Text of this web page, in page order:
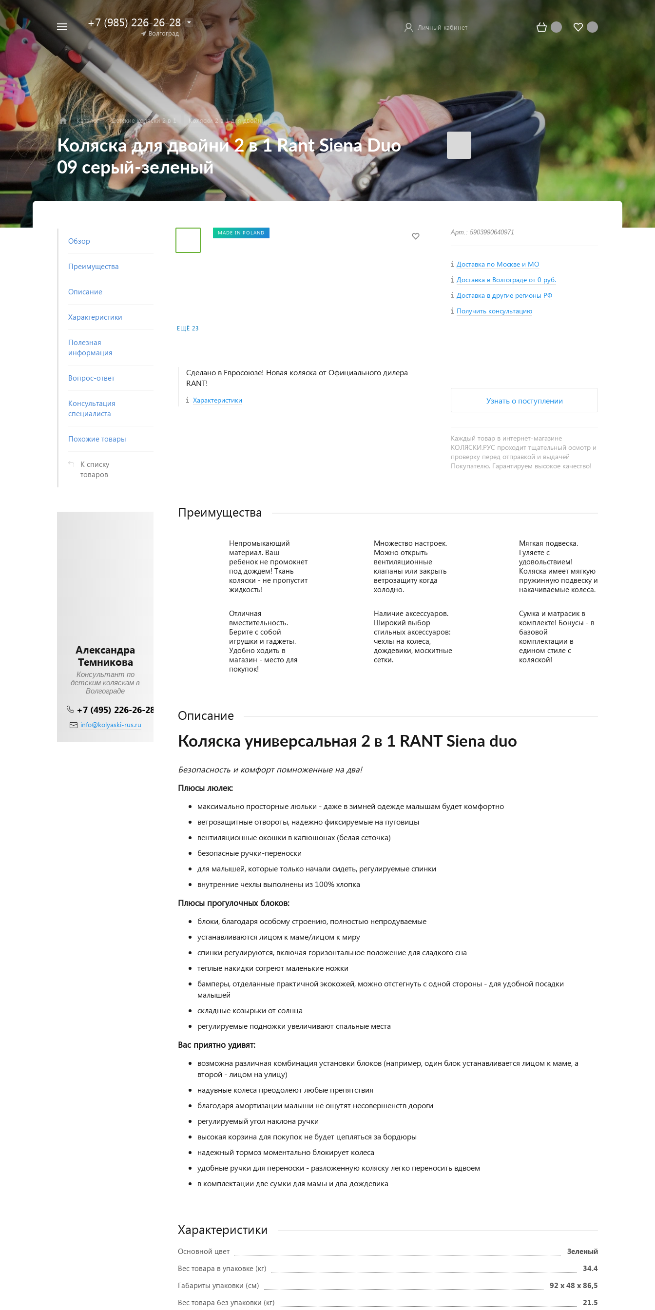
в каталоге
Найти
Например,
коляска
+7 (985) 226-26-28
Волгоград
Личный кабинет
Каталог Детские коляски 2 в 1 Коляски 2 в 1 для двойни
Коляска для двойни 2 в 1 Rant Siena Duo
09 серый-зеленый
Обзор
Преимущества
Описание
Характеристики
Полезная
информация
Вопрос-ответ
Консультация
специалиста
Похожие товары
К списку
товаров
Александра
Темникова
Консультант по
детским коляскам в
Волгограде
+7 (495) 226-26-28
info@kolyaski-rus.ru
ЕЩЁ 23
MADE IN POLAND
Сделано в Евросоюзе! Новая коляска от Официального дилера
RANT!
Характеристики
Арт.: 5903990640971
Доставка по Москве и МО
Доставка в Волгограде от 0 руб.
Доставка в другие регионы РФ
Получить консультацию
Узнать о поступлении
Каждый товар в интернет-магазине
КОЛЯСКИ.РУС проходит тщательный осмотр и
проверку перед отправкой и выдачей
Покупателю. Гарантируем высокое качество!
Преимущества
Непромыкающий
материал. Ваш
ребенок не промокнет
под дождем! Ткань
коляски - не пропустит
жидкость!
Множество настроек.
Можно открыть
вентиляционные
клапаны или закрыть
ветрозащиту когда
холодно.
Мягкая подвеска.
Гуляете с
удовольствием!
Коляска имеет мягкую
пружинную подвеску и
накачиваемые колеса.
Отличная
вместительность.
Берите с собой
игрушки и гаджеты.
Удобно ходить в
магазин - место для
покупок!
Наличие аксессуаров.
Широкий выбор
стильных аксессуаров:
чехлы на колеса,
дождевики, москитные
сетки.
Сумка и матрасик в
комплекте! Бонусы - в
базовой
комплектации в
едином стиле с
коляской!
Описание
Коляска универсальная 2 в 1 RANT Siena duo
Безопасность и комфорт помноженные на два!
Плюсы люлек:
максимально просторные люльки - даже в зимней одежде малышам будет комфортно
ветрозащитные отвороты, надежно фиксируемые на пуговицы
вентиляционные окошки в капюшонах (белая сеточка)
безопасные ручки-переноски
для малышей, которые только начали сидеть, регулируемые спинки
внутренние чехлы выполнены из 100% хлопка
Плюсы прогулочных блоков:
блоки, благодаря особому строению, полностью непродуваемые
устанавливаются лицом к маме/лицом к миру
спинки регулируются, включая горизонтальное положение для сладкого сна
теплые накидки согреют маленькие ножки
бамперы, отделанные практичной экокожей, можно отстегнуть с одной стороны - для удобной посадки
малышей
складные козырьки от солнца
регулируемые подножки увеличивают спальные места
Вас приятно удивят:
возможна различная комбинация установки блоков (например, один блок устанавливается лицом к маме, а
второй - лицом на улицу)
надувные колеса преодолеют любые препятствия
благодаря амортизации малыши не ощутят несовершенств дороги
регулируемый угол наклона ручки
высокая корзина для покупок не будет цепляться за бордюры
надежный тормоз моментально блокирует колеса
удобные ручки для переноски - разложенную коляску легко переносить вдвоем
в комплектации две сумки для мамы и два дождевика
Характеристики
Основной цвет
Зеленый
Вес товара в упаковке (кг)
34.4
Габариты упаковки (см)
92 x 48 x 86,5
Вес товара без упаковки (кг)
21.5